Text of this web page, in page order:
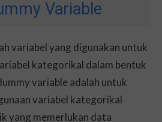
Variable
variabel yang digunakan untuk
kategorikal dalam bentuk
variable adalah untuk
variabel kategorikal
yang memerlukan data